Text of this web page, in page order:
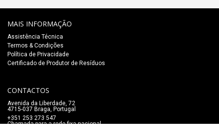
MAIS INFORMAÇÃO
Assistência Técnica
Termos & Condições
Política de Privacidade
Certificado de Produtor de Resíduos
CONTACTOS
Avenida da Liberdade, 72
4715-037 Braga, Portugal
+351 253 273 547
Chamada para a rede fixa nacional